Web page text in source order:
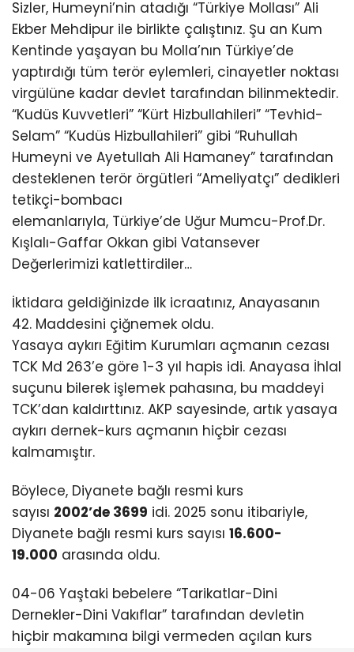
Sizler, Humeyni’nin atadığı “Türkiye Mollası” Ali
Ekber Mehdipur ile birlikte çalıştınız. Şu an Kum
Kentinde yaşayan bu Molla’nın Türkiye’de
yaptırdığı tüm terör eylemleri, cinayetler noktası
virgülüne kadar devlet tarafından bilinmektedir.
“Kudüs Kuvvetleri” “Kürt Hizbullahileri” “Tevhid-
Selam” “Kudüs Hizbullahileri” gibi “Ruhullah
Humeyni ve Ayetullah Ali Hamaney” tarafından
desteklenen terör örgütleri “Ameliyatçı” dedikleri
tetikçi-bombacı
elemanlarıyla, Türkiye’de Uğur Mumcu-Prof.Dr.
Kışlalı-Gaffar Okkan gibi Vatansever
Değerlerimizi katlettirdiler…
İktidara geldiğinizde ilk icraatınız, Anayasanın
42. Maddesini çiğnemek oldu.
Yasaya aykırı Eğitim Kurumları açmanın cezası
TCK Md 263’e göre 1-3 yıl hapis idi. Anayasa İhlal
suçunu bilerek işlemek pahasına, bu maddeyi
TCK’dan kaldırttınız. AKP sayesinde, artık yasaya
aykırı dernek-kurs açmanın hiçbir cezası
kalmamıştır.
Böylece, Diyanete bağlı resmi kurs
sayısı 2002’de 3699 idi. 2025 sonu itibariyle,
Diyanete bağlı resmi kurs sayısı 16.600-
19.000 arasında oldu.
04-06 Yaştaki bebelere “Tarikatlar-Dini
Dernekler-Dini Vakıflar” tarafından devletin
hiçbir makamına bilgi vermeden açılan kurs